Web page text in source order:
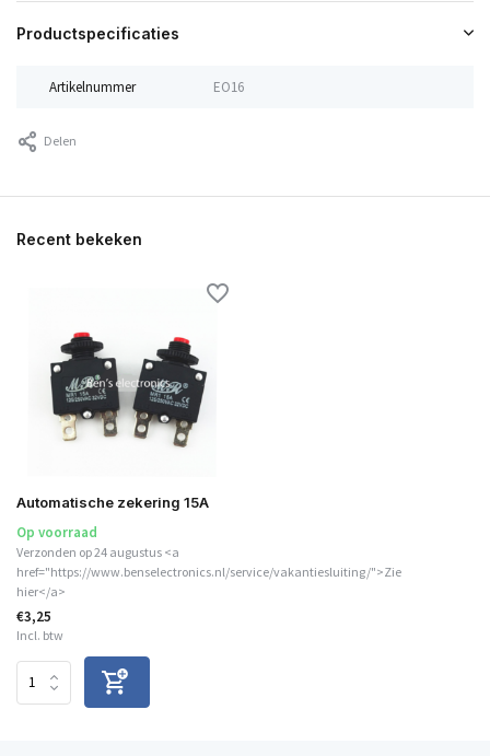
Productspecificaties
Artikelnummer EO16
Delen
Recent bekeken
Automatische zekering 15A
Op voorraad
Verzonden op 24 augustus <a
href="https://www.benselectronics.nl/service/vakantiesluiting/">Zie
hier</a>
€3,25
Incl. btw